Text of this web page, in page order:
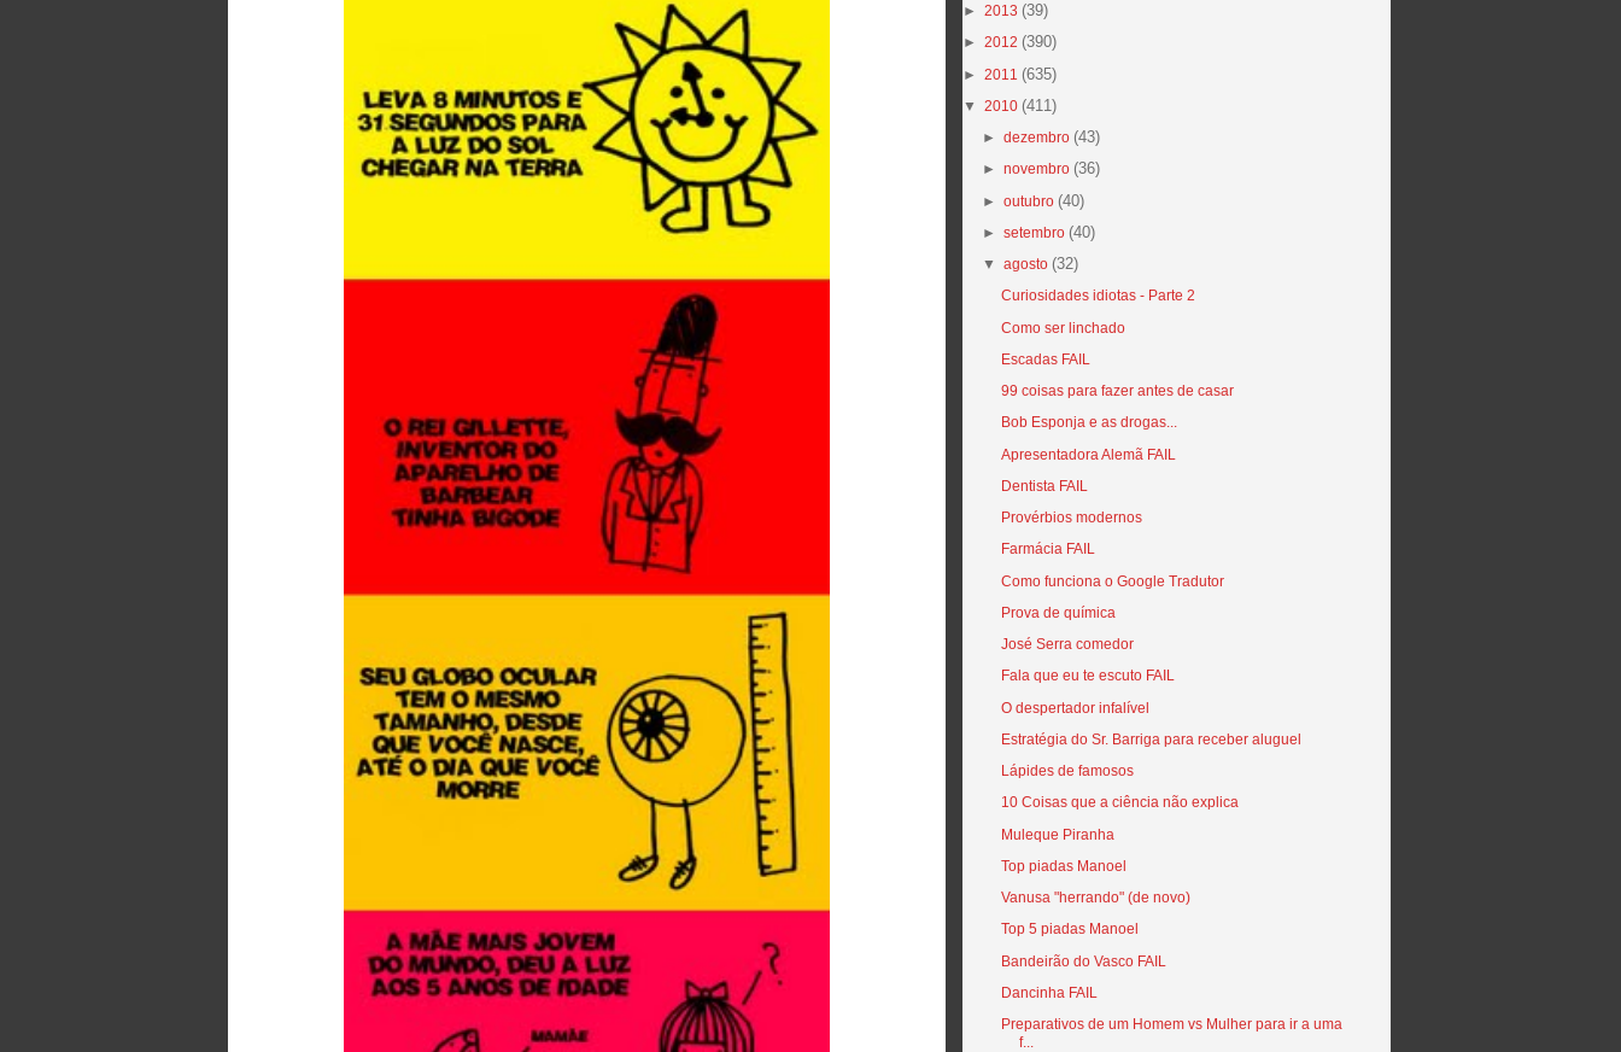
► 2013 (39)
► 2012 (390)
► 2011 (635)
▼ 2010 (411)
► dezembro (43)
► novembro (36)
► outubro (40)
► setembro (40)
▼ agosto (32)
Curiosidades idiotas - Parte 2
Como ser linchado
Escadas FAIL
99 coisas para fazer antes de casar
Bob Esponja e as drogas...
Apresentadora Alemã FAIL
Dentista FAIL
Provérbios modernos
Farmácia FAIL
Como funciona o Google Tradutor
Prova de química
José Serra comedor
Fala que eu te escuto FAIL
O despertador infalível
Estratégia do Sr. Barriga para receber aluguel
Lápides de famosos
10 Coisas que a ciência não explica
Muleque Piranha
Top piadas Manoel
Vanusa "herrando" (de novo)
Top 5 piadas Manoel
Bandeirão do Vasco FAIL
Dancinha FAIL
Preparativos de um Homem vs Mulher para ir a uma
f...